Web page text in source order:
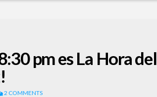
pm es La Hora del
2 COMMENTS